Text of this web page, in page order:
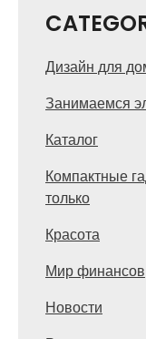
Дизайн для
Занимаемся
Каталог
Компактные
только
Красота
Мир финансов
Новости